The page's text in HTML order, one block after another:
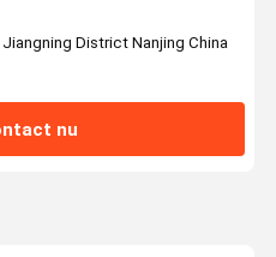
District Nanjing China
nu